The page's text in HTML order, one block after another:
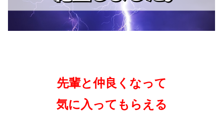
先輩と仲良くなって
気に入ってもらえる